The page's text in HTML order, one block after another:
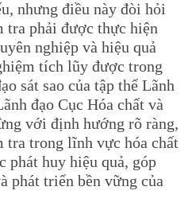
nhưng điều này đòi hỏi
tra phải được thực hiện
nghiệp và hiệu quả
tích lũy được trong
sát sao của tập thể Lãnh
đạo Cục Hóa chất và
với định hướng rõ ràng,
tra trong lĩnh vực hóa chất
phát huy hiệu quả, góp
phát triển bền vững của